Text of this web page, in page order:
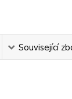
Související